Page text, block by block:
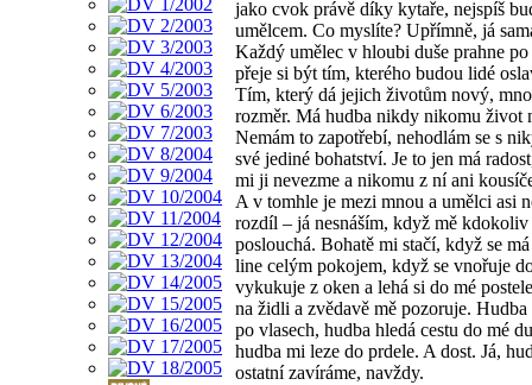
jako cvok právě díky kytaře, nejspíš
umělcem. Co myslíte? Upřímně, já
Každý umělec v hloubi duše prahne
přeje si být tím, kterého budou lidé
Tím, který dá jejich životům nový,
rozměr. Má hudba nikdy nikomu život
Nemám to zapotřebí, nehodlám se s
své jediné bohatství. Je to jen má
mi ji nevezme a nikomu z ní ani
A v tomhle je mezi mnou a umělci asi
rozdíl – já nesnáším, když mě kdokoliv
poslouchá. Bohatě mi stačí, když se
line celým pokojem, když se vnořuje
vykukuje z oken a lehá si do mé
na židli a zvědavě mě pozoruje. Hudba
po vlasech, hudba hledá cestu do mé
hudba mi leze do prdele. A dost. Já,
ostatní zavíráme, navždy.